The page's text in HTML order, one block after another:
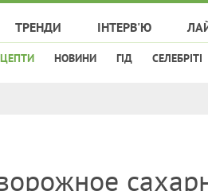
ТРЕНДИ ІНТЕРВ'Ю
НОВИНИ ГІД СЕЛЕБРІТІ